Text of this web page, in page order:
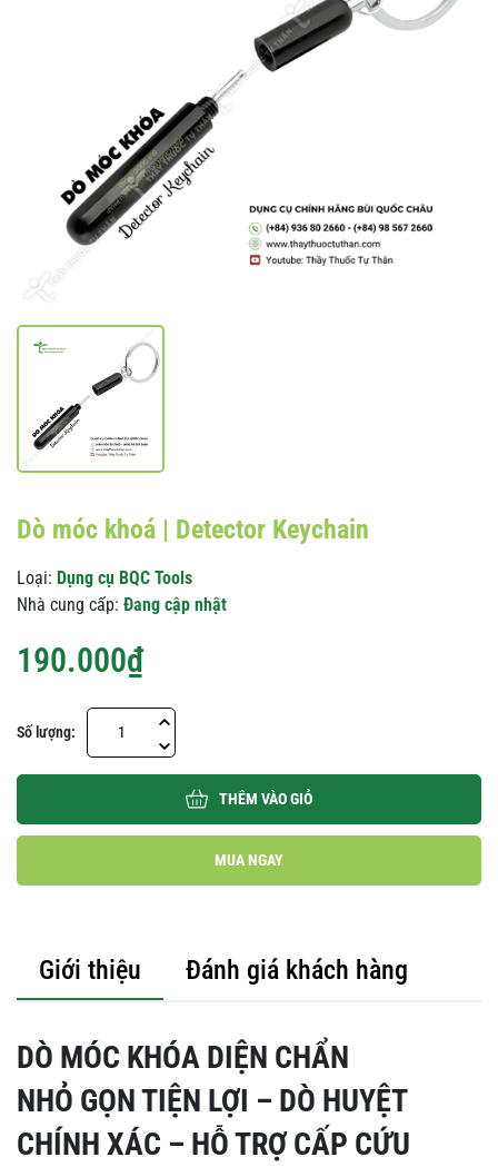
Dò móc khoá | Detector Keychain
Loại: Dụng cụ BQC Tools
Nhà cung cấp: Đang cập nhật
190.000₫
Số lượng:
THÊM VÀO GIỎ
MUA NGAY
Giới thiệu Đánh giá khách hàng
DÒ MÓC KHÓA DIỆN CHẨN
NHỎ GỌN TIỆN LỢI – DÒ HUYỆT
CHÍNH XÁC – HỖ TRỢ CẤP CỨU